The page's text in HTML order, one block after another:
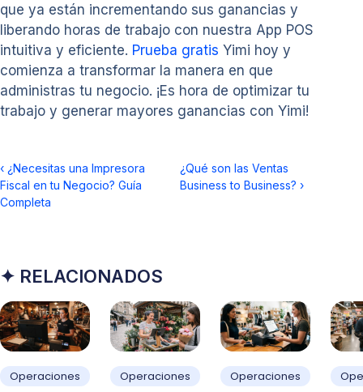
que ya están incrementando sus ganancias y
liberando horas de trabajo con nuestra App POS
intuitiva y eficiente. Prueba gratis Yimi hoy y
comienza a transformar la manera en que
administras tu negocio. ¡Es hora de optimizar tu
trabajo y generar mayores ganancias con Yimi!
‹ ¿Necesitas una Impresora
Fiscal en tu Negocio? Guía
Completa
¿Qué son las Ventas
Business to Business? ›
✦ RELACIONADOS
Operaciones Operaciones Operaciones